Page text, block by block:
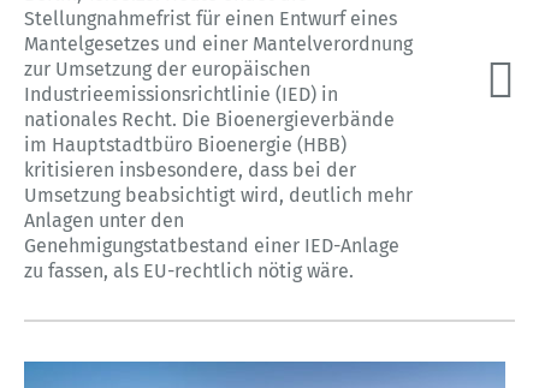
Stellungnahmefrist für einen Entwurf eines
Mantelgesetzes und einer Mantelverordnung
zur Umsetzung der europäischen
Industrieemissionsrichtlinie (IED) in
nationales Recht. Die Bioenergieverbände
im Hauptstadtbüro Bioenergie (HBB)
kritisieren insbesondere, dass bei der
Umsetzung beabsichtigt wird, deutlich mehr
Anlagen unter den
Genehmigungstatbestand einer IED-Anlage
zu fassen, als EU-rechtlich nötig wäre.